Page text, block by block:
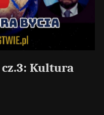
Kultura